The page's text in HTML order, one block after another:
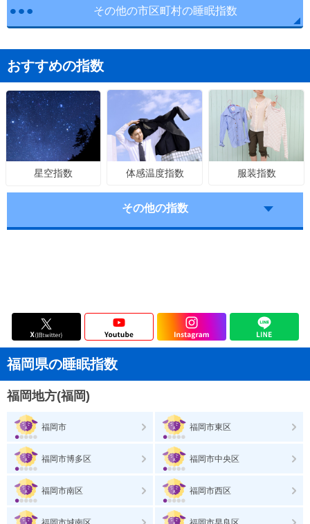
その他の市区町村の睡眠指数
おすすめの指数
星空指数 体感温度指数 服装指数
その他の指数
福岡県の睡眠指数
福岡地方(福岡)
福岡市 福岡市東区
福岡市博多区 福岡市中央区
福岡市南区 福岡市西区